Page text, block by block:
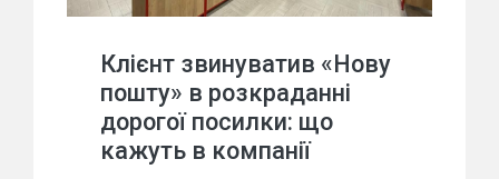
Клієнт звинуватив «Нову
пошту» в розкраданні
дорогої посилки: що
кажуть в компанії